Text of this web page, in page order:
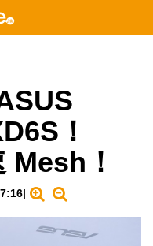
！
Mesh！
|